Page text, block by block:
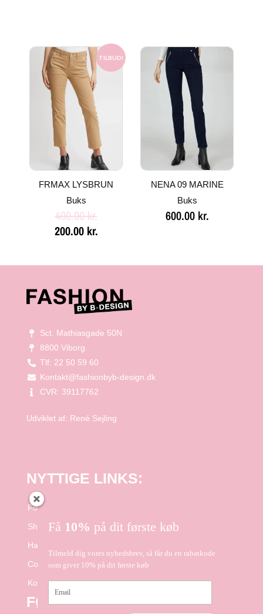
TILBUD!
FRMAX LYSBRUN
Buks
400.00kr.
Den
oprindelige
pris
var:
400.00 kr..
200.00 kr.
Den
aktuelle
pris
NENA 09 MARINE
Buks
600.00 kr.
Sct. Mathiasgade 50N
8800 Viborg
Tlf: 22 50 59 60
Kontakt@fashionbyb-design.dk
CVR: 39117762
Udviklet af: René Sejling
NYTTIGE LINKS:
Forside
Shop
Handelsbetingelser
Cookie- og Privatlivspolitik
Kontakt
FØLG OS PÅ FACEBOOK
Få 10% på dit første køb
Tilmeld dig vores nyhedsbrev, så får du en rabatkode
som giver 10% på dit første køb
Email